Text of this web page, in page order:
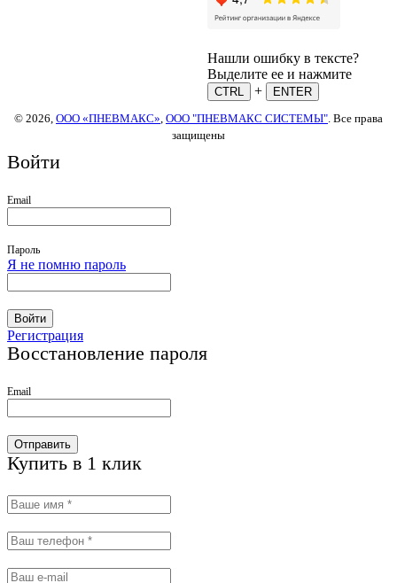
Нашли ошибку в тексте?
Выделите ее и нажмите
CTRL +
ENTER
© 2026, ООО «ПНЕВМАКС», ООО "ПНЕВМАКС СИСТЕМЫ". Все права
защищены
Войти
Email
Пароль
Я не помню пароль
Войти
Регистрация
Восстановление пароля
Email
Отправить
Купить в 1 клик